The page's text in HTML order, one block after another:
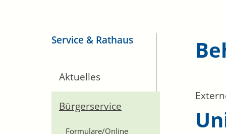
Service & Rathaus
Aktuelles
Bürgerservice
Formulare/Online